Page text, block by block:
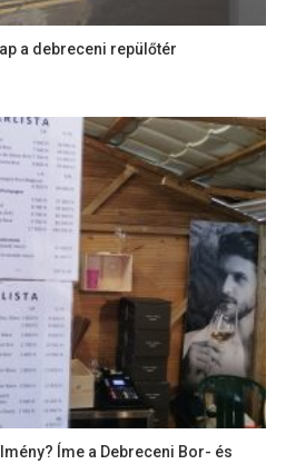
a debreceni repülőtér
Íme a Debreceni Bor- és